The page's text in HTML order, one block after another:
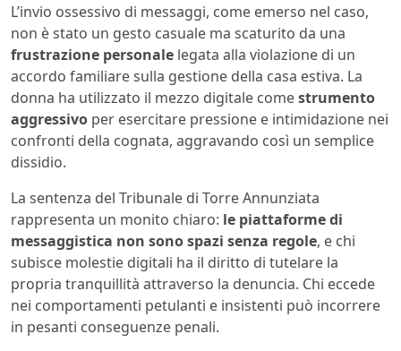
L’invio ossessivo di messaggi, come emerso nel caso,
non è stato un gesto casuale ma scaturito da una
frustrazione personale legata alla violazione di un
accordo familiare sulla gestione della casa estiva. La
donna ha utilizzato il mezzo digitale comestrumento
aggressivo per esercitare pressione e intimidazione nei
confronti della cognata, aggravando così un semplice
dissidio.
La sentenza del Tribunale di Torre Annunziata
rappresenta un monito chiaro: le piattaforme di
messaggistica non sono spazi senza regole, e chi
subisce molestie digitali ha il diritto di tutelare la
propria tranquillità attraverso la denuncia. Chi eccede
nei comportamenti petulanti e insistenti può incorrere
in pesanti conseguenze penali.